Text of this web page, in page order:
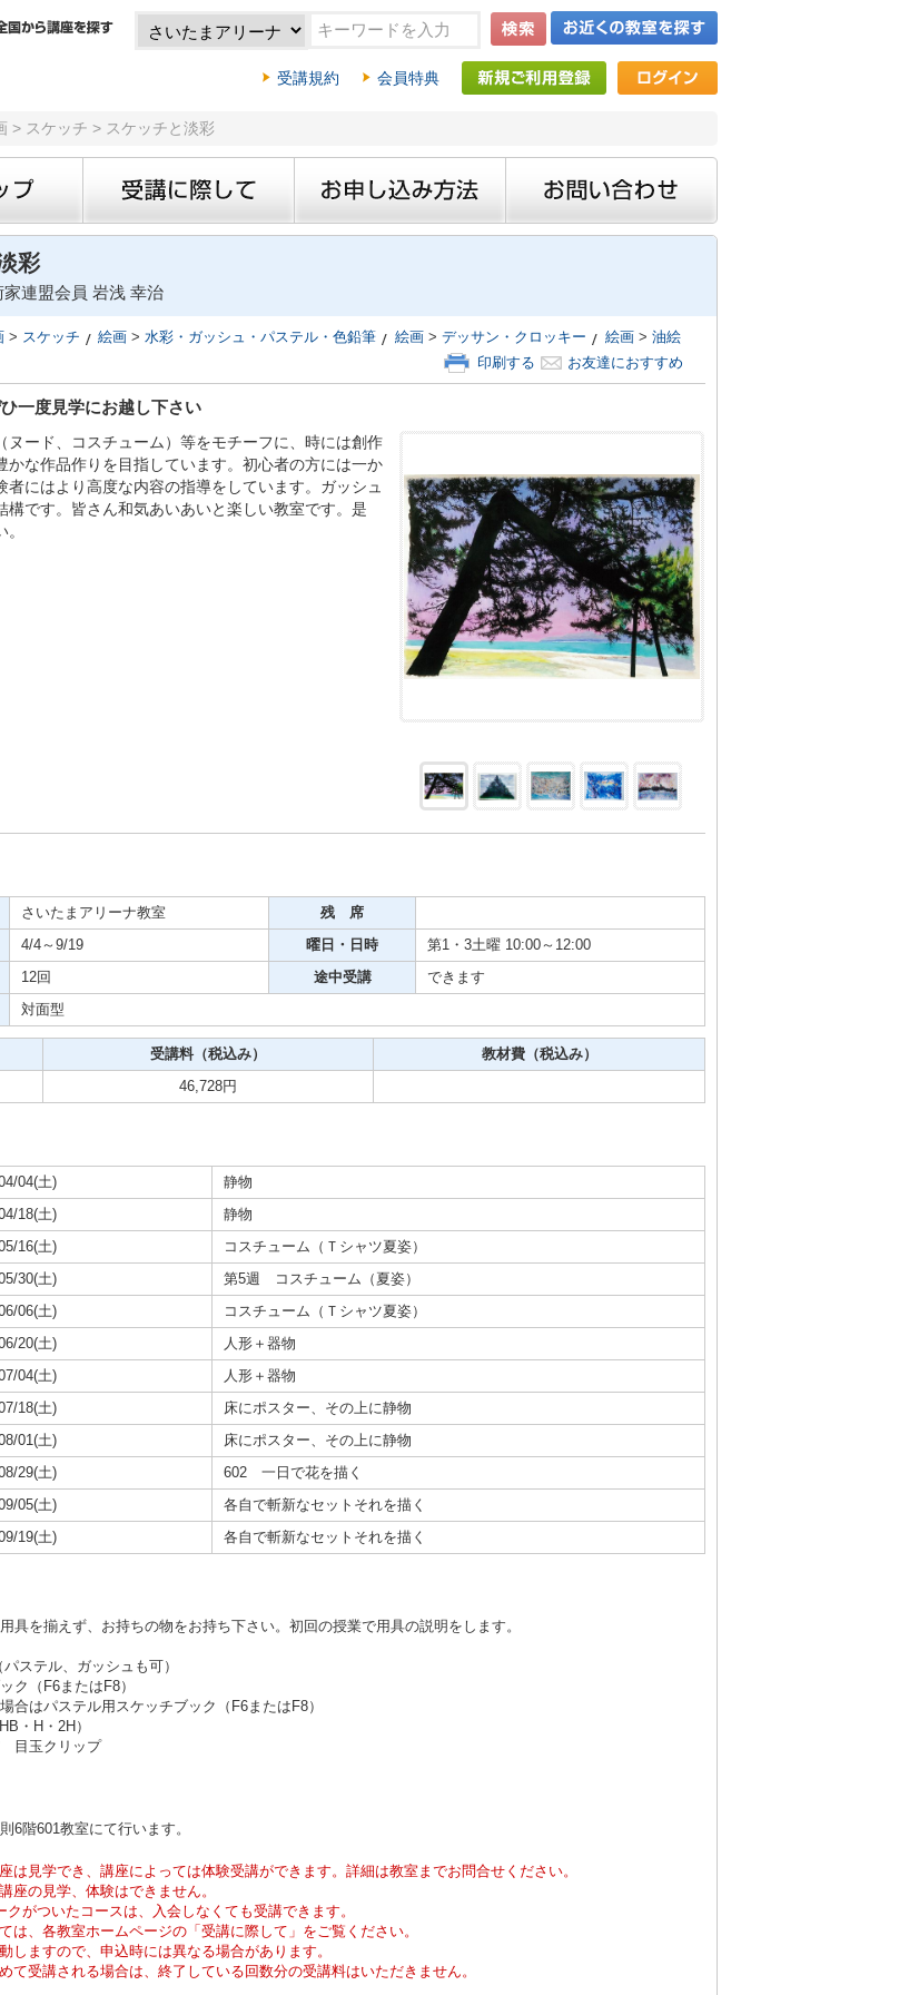
受講規約 会員特典
> スケッチ > スケッチと淡彩
彩
家連盟会員 岩浅 幸治
> スケッチ 絵画 >水彩・ガッシュ・パステル・色鉛筆 絵画 >デッサン・クロッキー 絵画 > 油絵
印刷する
お友達におすすめ
一度見学にお越し下さい
ヌード、コスチューム）等をモチーフに、時には創作
かな作品作りを目指しています。初心者の方には一か
者にはより高度な内容の指導をしています。ガッシュ
構です。皆さん和気あいあいと楽しい教室です。是
さいたまアリーナ教室 残 席
4/4～9/19 曜日・日時 第1・3土曜 10:00～12:00
12回 途中受講 できます
対面型
受講料（税込み） 教材費（税込み）
46,728円
04(土) 静物
18(土) 静物
16(土) コスチューム（Ｔシャツ夏姿）
30(土) 第5週 コスチューム（夏姿）
06(土) コスチューム（Ｔシャツ夏姿）
20(土) 人形＋器物
04(土) 人形＋器物
18(土) 床にポスター、その上に静物
01(土) 床にポスター、その上に静物
29(土) 602 一日で花を描く
05(土) 各自で斬新なセットそれを描く
19(土) 各自で斬新なセットそれを描く
具を揃えず、お持ちの物をお持ち下さい。初回の授業で用具の説明をします。
ステル、ガッシュも可）
ク（F6またはF8）
合はパステル用スケッチブック（F6またはF8）
・H・2H）
目玉クリップ
6階601教室にて行います。
は見学でき、講座によっては体験受講ができます。詳細は教室までお問合せください。
座の見学、体験はできません。
クがついたコースは、入会しなくても受講できます。
は、各教室ホームページの「受講に際して」をご覧ください。
しますので、申込時には異なる場合があります。
て受講される場合は、終了している回数分の受講料はいただきません。
スポーツ